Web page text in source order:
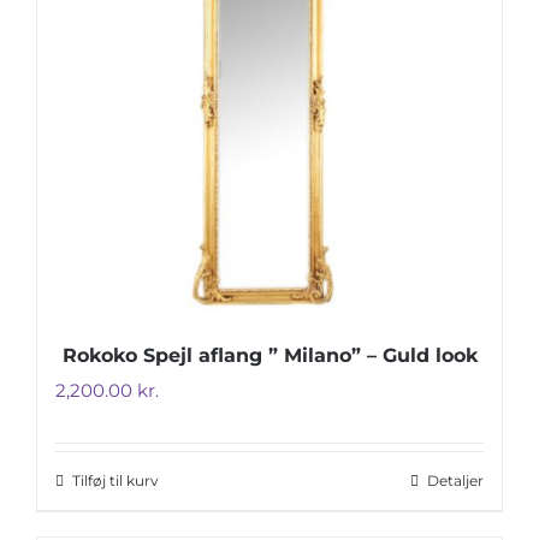
Rokoko Spejl aflang ” Milano” – Guld look
2,200.00 kr.
Tilføj til kurv Detaljer